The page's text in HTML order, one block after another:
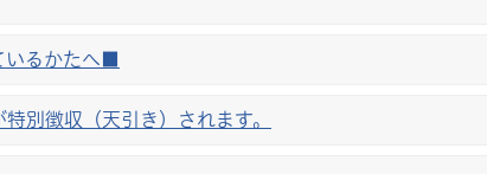
いるかたへ■
別徴収（天引き）されます。